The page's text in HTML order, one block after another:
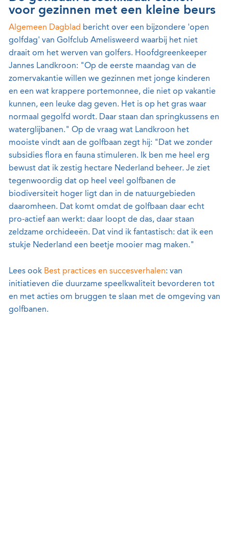
voor gezinnen met een kleine beurs
Algemeen Dagblad bericht over een bijzondere 'open
golfdag' van Golfclub Amelisweerd waarbij het niet
draait om het werven van golfers. Hoofdgreenkeeper
Jannes Landkroon: "Op de eerste maandag van de
zomervakantie willen we gezinnen met jonge kinderen
en een wat krappere portemonnee, die niet op vakantie
kunnen, een leuke dag geven. Het is op het gras waar
normaal gegolfd wordt. Daar staan dan springkussens en
waterglijbanen." Op de vraag wat Landkroon het
mooiste vindt aan de golfbaan zegt hij: "Dat we zonder
subsidies flora en fauna stimuleren. Ik ben me heel erg
bewust dat ik zestig hectare Nederland beheer. Je ziet
tegenwoordig dat op heel veel golfbanen de
biodiversiteit hoger ligt dan in de natuurgebieden
daaromheen. Dat komt omdat de golfbaan daar echt
pro-actief aan werkt: daar loopt de das, daar staan
zeldzame orchideeën. Dat vind ik fantastisch: dat ik een
stukje Nederland een beetje mooier mag maken."
Lees ook Best practices en succesverhalen: van
initiatieven die duurzame speelkwaliteit bevorderen tot
en met acties om bruggen te slaan met de omgeving van
golfbanen.